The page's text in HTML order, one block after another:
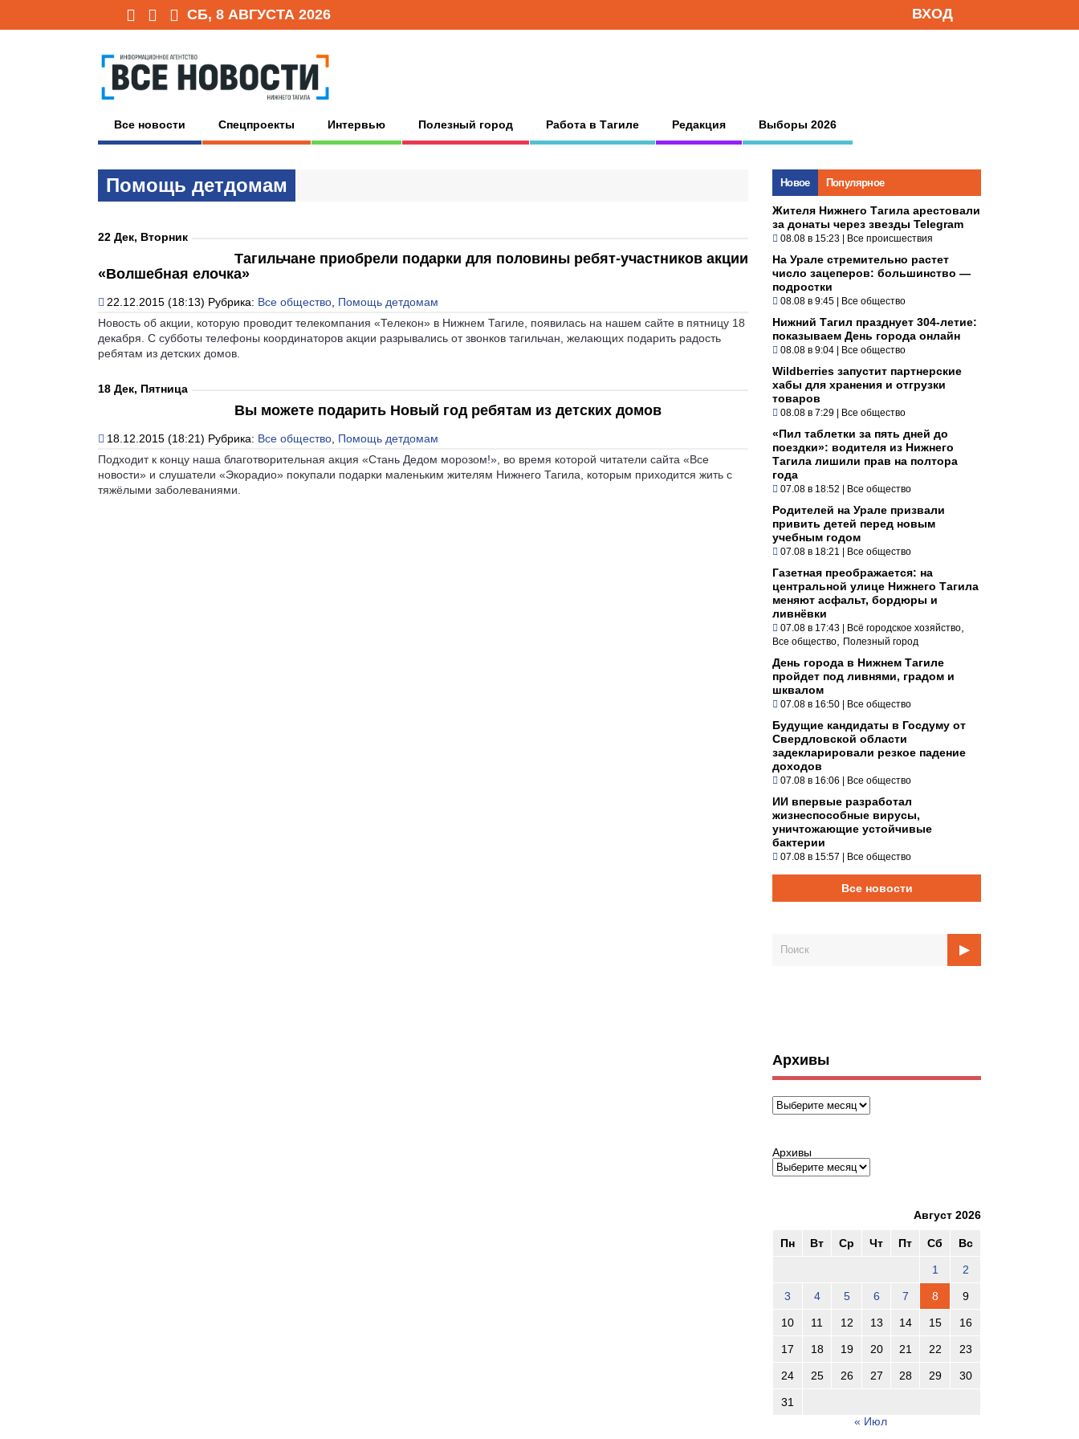
СБ, 8 АВГУСТА 2026 ВХОД
Все новости Спецпроекты Интервью Полезный город Работа в Тагиле Редакция Выборы 2026
Помощь детдомам
22 Дек, Вторник
Тагильчане приобрели подарки для половины ребят-участников акции
«Волшебная елочка»
22.12.2015 (18:13) Рубрика: Все общество Помощь детдомам
Новость об акции, которую проводит телекомпания «Телекон» в Нижнем Тагиле, появилась на нашем сайте в пятницу 18
декабря. С субботы телефоны координаторов акции разрывались от звонков тагильчан, желающих подарить радость
ребятам из детских домов.
18 Дек, Пятница
Вы можете подарить Новый год ребятам из детских домов
18.12.2015 (18:21) Рубрика: Все общество Помощь детдомам
Подходит к концу наша благотворительная акция «Стань Дедом морозом!», во время которой читатели сайта «Все
новости» и слушатели «Экорадио» покупали подарки маленьким жителям Нижнего Тагила, которым приходится жить с
тяжёлыми заболеваниями.
Новое Популярное
Жителя Нижнего Тагила арестовали
за донаты через звезды Telegram
08.08 в 15:23 | Все происшествия
На Урале стремительно растет
число зацеперов: большинство —
подростки
08.08 в 9:45 | Все общество
Нижний Тагил празднует 304-летие:
показываем День города онлайн
08.08 в 9:04 | Все общество
Wildberries запустит партнерские
хабы для хранения и отгрузки
товаров
08.08 в 7:29 | Все общество
«Пил таблетки за пять дней до
поездки»: водителя из Нижнего
Тагила лишили прав на полтора
года
07.08 в 18:52 | Все общество
Родителей на Урале призвали
привить детей перед новым
учебным годом
07.08 в 18:21 | Все общество
Газетная преображается: на
центральной улице Нижнего Тагила
меняют асфальт, бордюры и
ливнёвки
07.08 в 17:43 | Всё городское хозяйство
Все общество Полезный город
День города в Нижнем Тагиле
пройдет под ливнями, градом и
шквалом
07.08 в 16:50 | Все общество
Будущие кандидаты в Госдуму от
Свердловской области
задекларировали резкое падение
доходов
07.08 в 16:06 | Все общество
ИИ впервые разработал
жизнеспособные вирусы,
уничтожающие устойчивые
бактерии
07.08 в 15:57 | Все общество
Все новости
Архивы
Архивы
Архивы
Август 2026
Пн Вт Ср Чт Пт Сб Вс
1 2
3 4 5 6 7 8 9
10 11 12 13 14 15 16
17 18 19 20 21 22 23
24 25 26 27 28 29 30
31
« Июл